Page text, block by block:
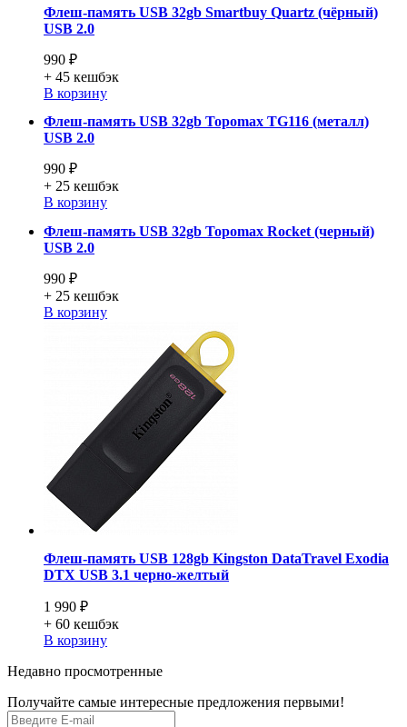
Флеш-память USB 32gb Smartbuy Quartz (чёрный)
USB 2.0
990 ₽
+ 45 кешбэк
В корзину
Флеш-память USB 32gb Topomax TG116 (металл)
USB 2.0
990 ₽
+ 25 кешбэк
В корзину
Флеш-память USB 32gb Topomax Rocket (черный)
USB 2.0
990 ₽
+ 25 кешбэк
В корзину
Флеш-память USB 128gb Kingston DataTravel Exodia
DTX USB 3.1 черно-желтый
1 990 ₽
+ 60 кешбэк
В корзину
Недавно просмотренные
Получайте самые интересные предложения первыми!